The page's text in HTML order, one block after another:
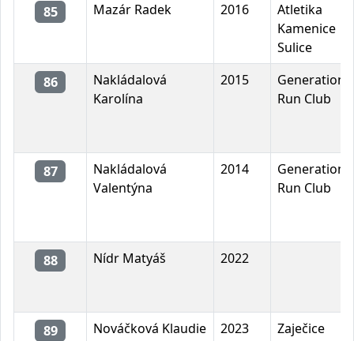
85 Mazár Radek 2016
Atletika
Kamenice
Sulice
86
Nakládalová
Karolína
2015
Generation
Run Club
87
Nakládalová
Valentýna
2014
Generation
Run Club
88 Nídr Matyáš 2022
89 Nováčková Klaudie 2023 Zaječice